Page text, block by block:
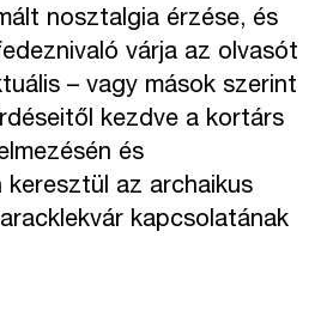
nosztalgia érzése, és
várja az olvasót
– vagy mások szerint
kezdve a kortárs
és
keresztül az archaikus
kapcsolatának